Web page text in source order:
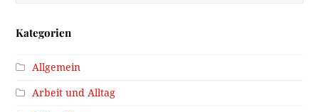
Kategorien
Allgemein
Arbeit und Alltag